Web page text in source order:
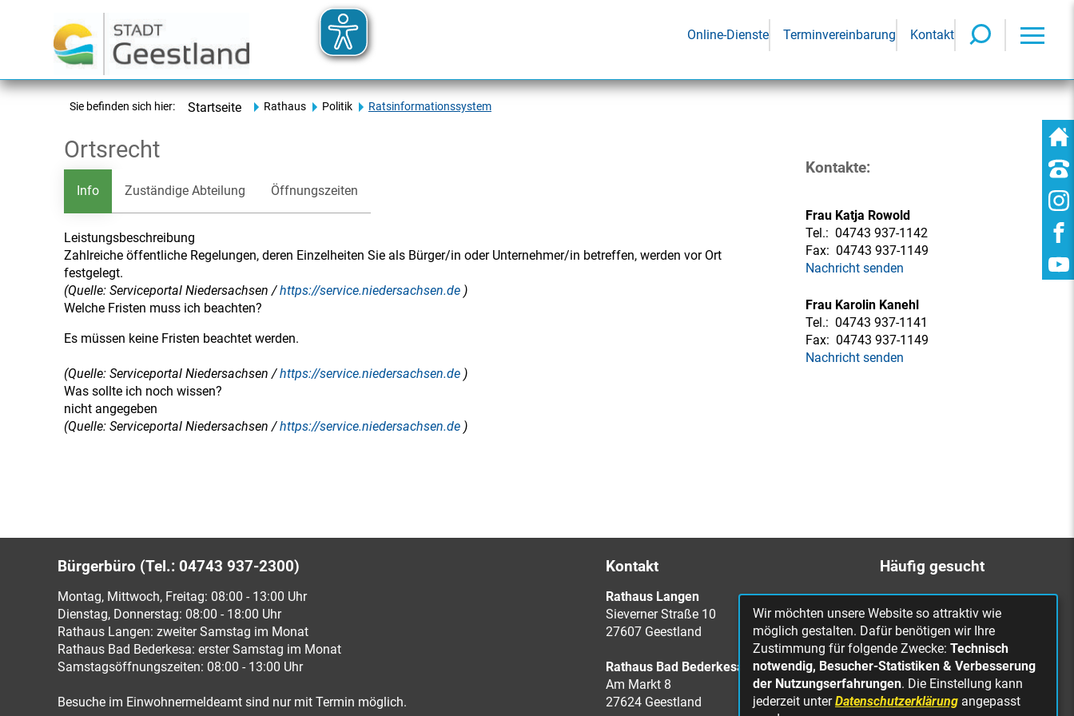
Online-Dienste Terminvereinbarung Kontakt
Sie befinden sich hier: Startseite Rathaus Politik Ratsinformationssystem
Ortsrecht
Info Zuständige Abteilung Öffnungszeiten
Leistungsbeschreibung
Zahlreiche öffentliche Regelungen, deren Einzelheiten Sie als Bürger/in oder Unternehmer/in betreffen, werden vor Ort
festgelegt.
(Quelle: Serviceportal Niedersachsen /https://service.niedersachsen.de )
Welche Fristen muss ich beachten?
Es müssen keine Fristen beachtet werden.
(Quelle: Serviceportal Niedersachsen /https://service.niedersachsen.de )
Was sollte ich noch wissen?
nicht angegeben
(Quelle: Serviceportal Niedersachsen /https://service.niedersachsen.de )
Kontakte:
Frau Katja Rowold
Tel.: 04743 937-1142
Fax: 04743 937-1149
Nachricht senden
Frau Karolin Kanehl
Tel.: 04743 937-1141
Fax: 04743 937-1149
Nachricht senden
Bürgerbüro (Tel.: 04743 937-2300)
Montag, Mittwoch, Freitag: 08:00 - 13:00 Uhr
Dienstag, Donnerstag: 08:00 - 18:00 Uhr
Rathaus Langen: zweiter Samstag im Monat
Rathaus Bad Bederkesa: erster Samstag im Monat
Samstagsöffnungszeiten: 08:00 - 13:00 Uhr
Besuche im Einwohnermeldeamt sind nur mit Termin möglich.
Kontakt
Rathaus Langen
Sieverner Straße 10
27607 Geestland
Rathaus Bad Bederkesa
Am Markt 8
27624 Geestland
Häufig gesucht
Bürgerbüro
Online Rathaus
Was erledige ich wo?
Stellenangebote
Mängelmeldung
Wir möchten unsere Website so attraktiv wie
möglich gestalten. Dafür benötigen wir Ihre
Zustimmung für folgende Zwecke: Technisch
notwendig, Besucher-Statistiken & Verbesserung
der Nutzungserfahrungen. Die Einstellung kann
jederzeit unterDatenschutzerklärung angepasst